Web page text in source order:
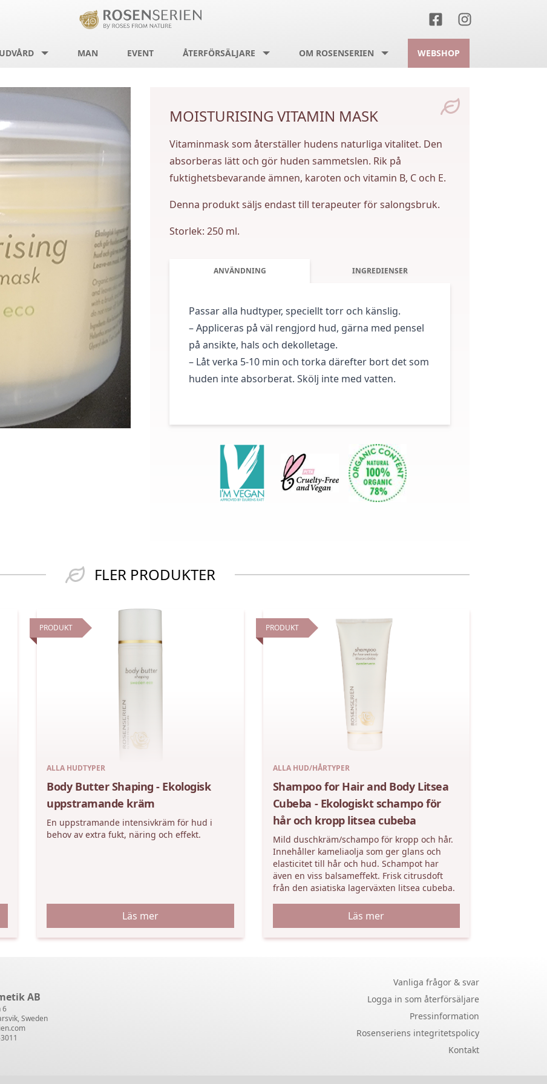
MAN EVENT ÅTERFÖRSÄLJARE OM ROSENSERIEN WEBSHOP
MOISTURISING VITAMIN MASK
Vitaminmask som återställer hudens naturliga vitalitet. Den
absorberas lätt och gör huden sammetslen. Rik på
fuktighetsbevarande ämnen, karoten och vitamin B, C och E.
Denna produkt säljs endast till terapeuter för salongsbruk.
Storlek: 250 ml.
ANVÄNDNING INGREDIENSER
Passar alla hudtyper, speciellt torr och känslig.
– Appliceras på väl rengjord hud, gärna med pensel
på ansikte, hals och dekolletage.
– Låt verka 5-10 min och torka därefter bort det som
huden inte absorberat. Skölj inte med vatten.
FLER PRODUKTER
PRODUKT
ALLA HUDTYPER
Body Butter Shaping - Ekologisk
uppstramande kräm
En uppstramande intensivkräm för hud i
behov av extra fukt, näring och effekt.
Läs mer
PRODUKT
ALLA HUD/HÅRTYPER
Shampoo for Hair and Body Litsea
Cubeba - Ekologiskt schampo för
hår och kropp litsea cubeba
Mild duschkräm/schampo för kropp och hår.
Innehåller kameliaolja som ger glans och
elasticitet till hår och hud. Schampot har
även en viss balsameffekt. Frisk citrusdoft
från den asiatiska lagerväxten litsea cubeba.
Läs mer
AB
6
Sweden
Vanliga frågor & svar
Logga in som återförsäljare
Pressinformation
Rosenseriens integritetspolicy
Kontakt